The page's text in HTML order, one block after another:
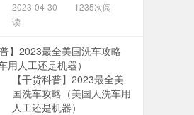
2023-04-30
1235次阅
读
【干货科普】2023最全美
国洗车攻略（美国人洗车用
人工还是机器）